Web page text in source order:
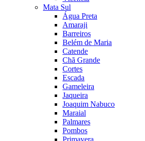
Mata Sul
Água Preta
Amaraji
Barreiros
Belém de Maria
Catende
Chã Grande
Cortes
Escada
Gameleira
Jaqueira
Joaquim Nabuco
Maraial
Palmares
Pombos
Primavera